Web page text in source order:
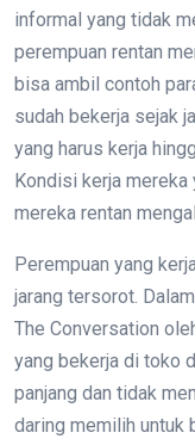
informal yang tidak
perempuan rentan
bisa ambil contoh
sudah bekerja sejak
yang harus kerja
Kondisi kerja mereka
mereka rentan
Perempuan yang
jarang tersorot.
The Conversation
yang bekerja di toko
panjang dan tidak
daring memilih untuk